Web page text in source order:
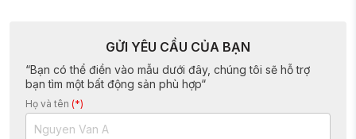
GỬI YÊU CẦU CỦA BẠN
“Bạn có thể điền vào mẫu dưới đây, chúng tôi sẽ hỗ trợ
bạn tìm một bất động sản phù hợp“
Họ và tên (*)